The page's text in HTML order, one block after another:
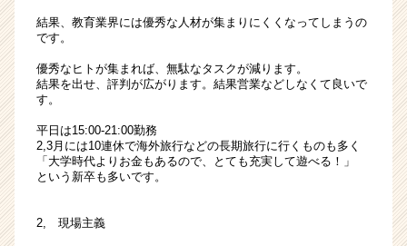
結果、教育業界には優秀な人材が集まりにくくなってしまうの
です。
優秀なヒトが集まれば、無駄なタスクが減ります。
結果を出せ、評判が広がります。結果営業などしなくて良いで
す。
平日は15:00-21:00勤務
2,3月には10連休で海外旅行などの長期旅行に行くものも多く
「大学時代よりお金もあるので、とても充実して遊べる！」
という新卒も多いです。
2, 現場主義